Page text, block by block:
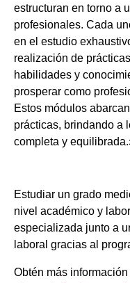
estructuran en torno a
profesionales. Cada
en el estudio
realización de
habilidades y
prosperar como
Estos módulos
prácticas, brindando a
completa y
Estudiar un grado
nivel académico y
especializada junto a
laboral gracias al
Obtén más